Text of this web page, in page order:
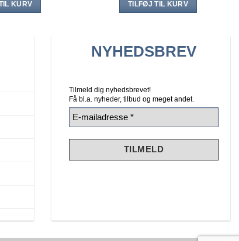
KURV TILFØJ TIL KURV
NYHEDSBREV
Tilmeld dig nyhedsbrevet!
Få bl.a. nyheder, tilbud og meget andet.